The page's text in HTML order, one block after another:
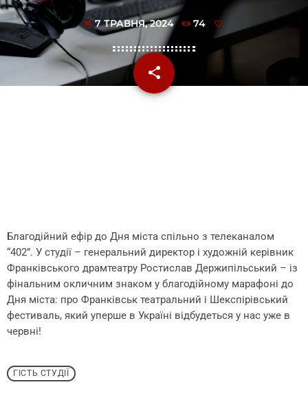
today 7 ТРАВНЯ, 2024 74
share
email
Благодійний ефір до Дня міста спільно з телеканалом
“402”. У студії – генеральний директор і художній керівник
Франківського драмтеатру Ростислав Держипільський – із
фінальним окличним знаком у благодійному марафоні до
Дня міста: про Франківськ театральний і Шекспірівський
фестиваль, який уперше в Україні відбудеться у нас уже в
червні!
ГІСТЬ СТУДІЇ